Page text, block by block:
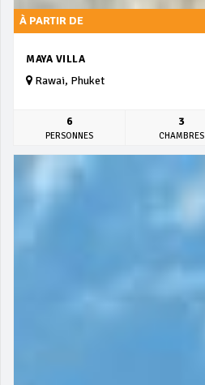
À PARTIR DE
MAYA VILLA
Rawai, Phuket
6
PERSONNES
3
CHAMBRES